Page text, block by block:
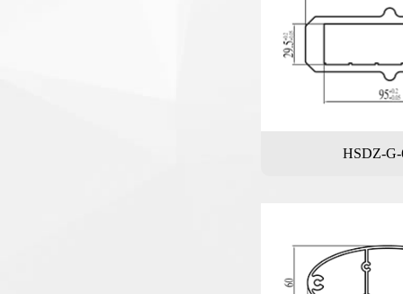
HSDZ-G-